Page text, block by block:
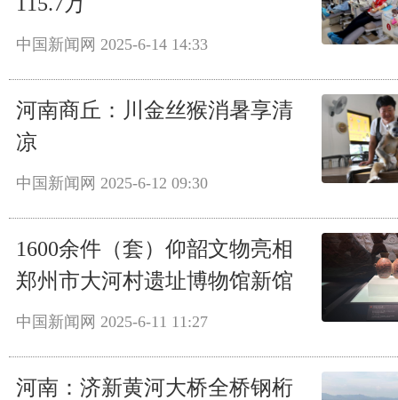
中国新闻网 2025-6-14 14:33
河南商丘：川金丝猴消暑享清
凉
中国新闻网 2025-6-12 09:30
1600余件（套）仰韶文物亮相
郑州市大河村遗址博物馆新馆
中国新闻网 2025-6-11 11:27
河南：济新黄河大桥全桥钢桁